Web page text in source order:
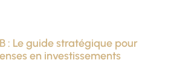
: Le guide stratégique pour
en investissements